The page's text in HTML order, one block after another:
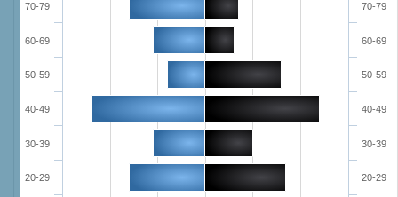
20-29
30-39
40-49
50-59
60-69
70-79
20-29
30-39
40-49
50-59
60-69
70-79